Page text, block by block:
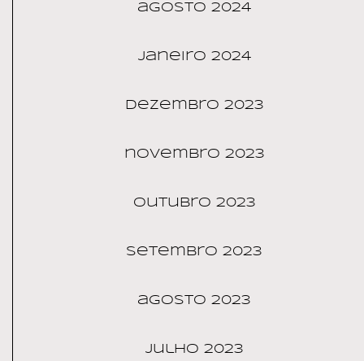
agosto 2024
janeiro 2024
dezembro 2023
novembro 2023
outubro 2023
setembro 2023
agosto 2023
julho 2023